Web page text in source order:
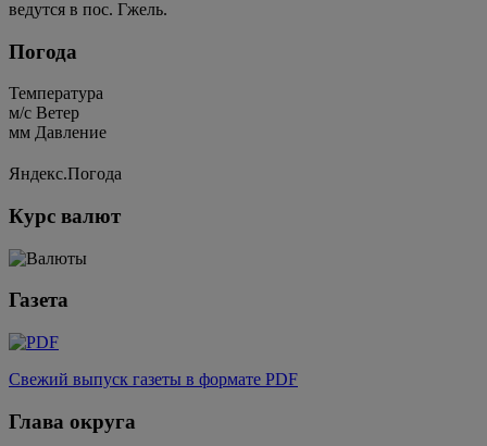
ведутся в пос. Гжель.
Погода
Температура
м/c Ветер
мм Давление
Яндекс.Погода
Курс валют
Газета
Свежий выпуск газеты в формате PDF
Глава округа